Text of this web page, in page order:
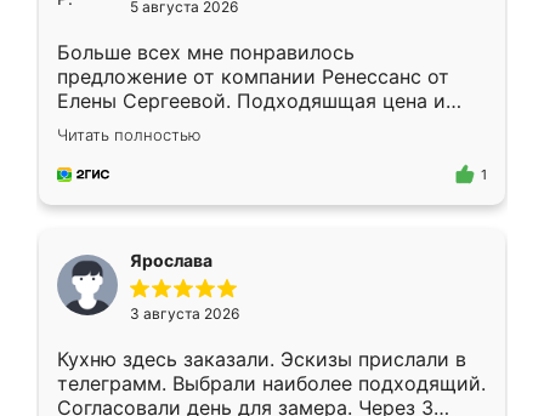
5 августа 2026
Больше всех мне понравилось
предложение от компании Ренессанс от
Елены Сергеевой. Подходяшщая цена и
короткие сроки изготовления. Приехавший
для замера сотрудник Владислав
предложил по моему эскизу самый
Читать полностью
1
Ярослава
3 августа 2026
Кухню здесь заказали. Эскизы прислали в
телеграмм. Выбрали наиболее подходящий.
Согласовали день для замера. Через 3